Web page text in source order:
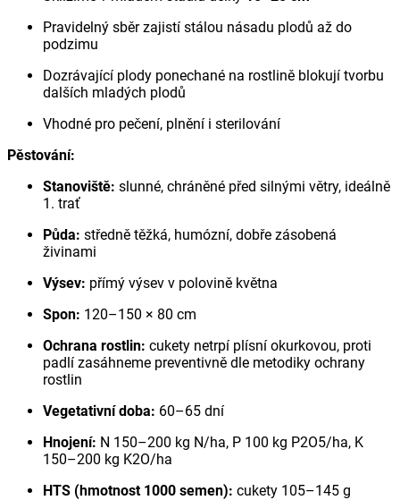
Pravidelný sběr zajistí stálou násadu plodů až do
podzimu
Dozrávající plody ponechané na rostlině blokují tvorbu
dalších mladých plodů
Vhodné pro pečení, plnění i sterilování
Pěstování:
Stanoviště: slunné, chráněné před silnými větry, ideálně
1. trať
Půda: středně těžká, humózní, dobře zásobená
živinami
Výsev: přímý výsev v polovině května
Spon: 120–150 × 80 cm
Ochrana rostlin: cukety netrpí plísní okurkovou, proti
padlí zasáhneme preventivně dle metodiky ochrany
rostlin
Vegetativní doba: 60–65 dní
Hnojení: N 150–200 kg N/ha, P 100 kg P2O5/ha, K
150–200 kg K2O/ha
HTS (hmotnost 1000 semen): cukety 105–145 g